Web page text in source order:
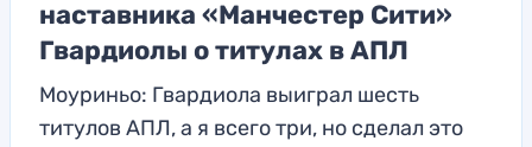
наставника «Манчестер Сити»
Гвардиолы о титулах в АПЛ
Моуриньо: Гвардиола выиграл шесть
титулов АПЛ, а я всего три, но сделал это